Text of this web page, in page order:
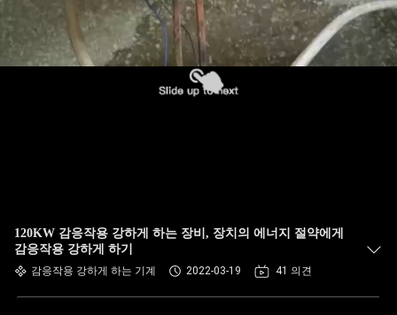
120KW 감응작용 강하게 하는 장비, 장치의 에너지 절약에게
감응작용 강하게 하기
감응작용 강하게 하는 기계 2022-03-19 41 의견